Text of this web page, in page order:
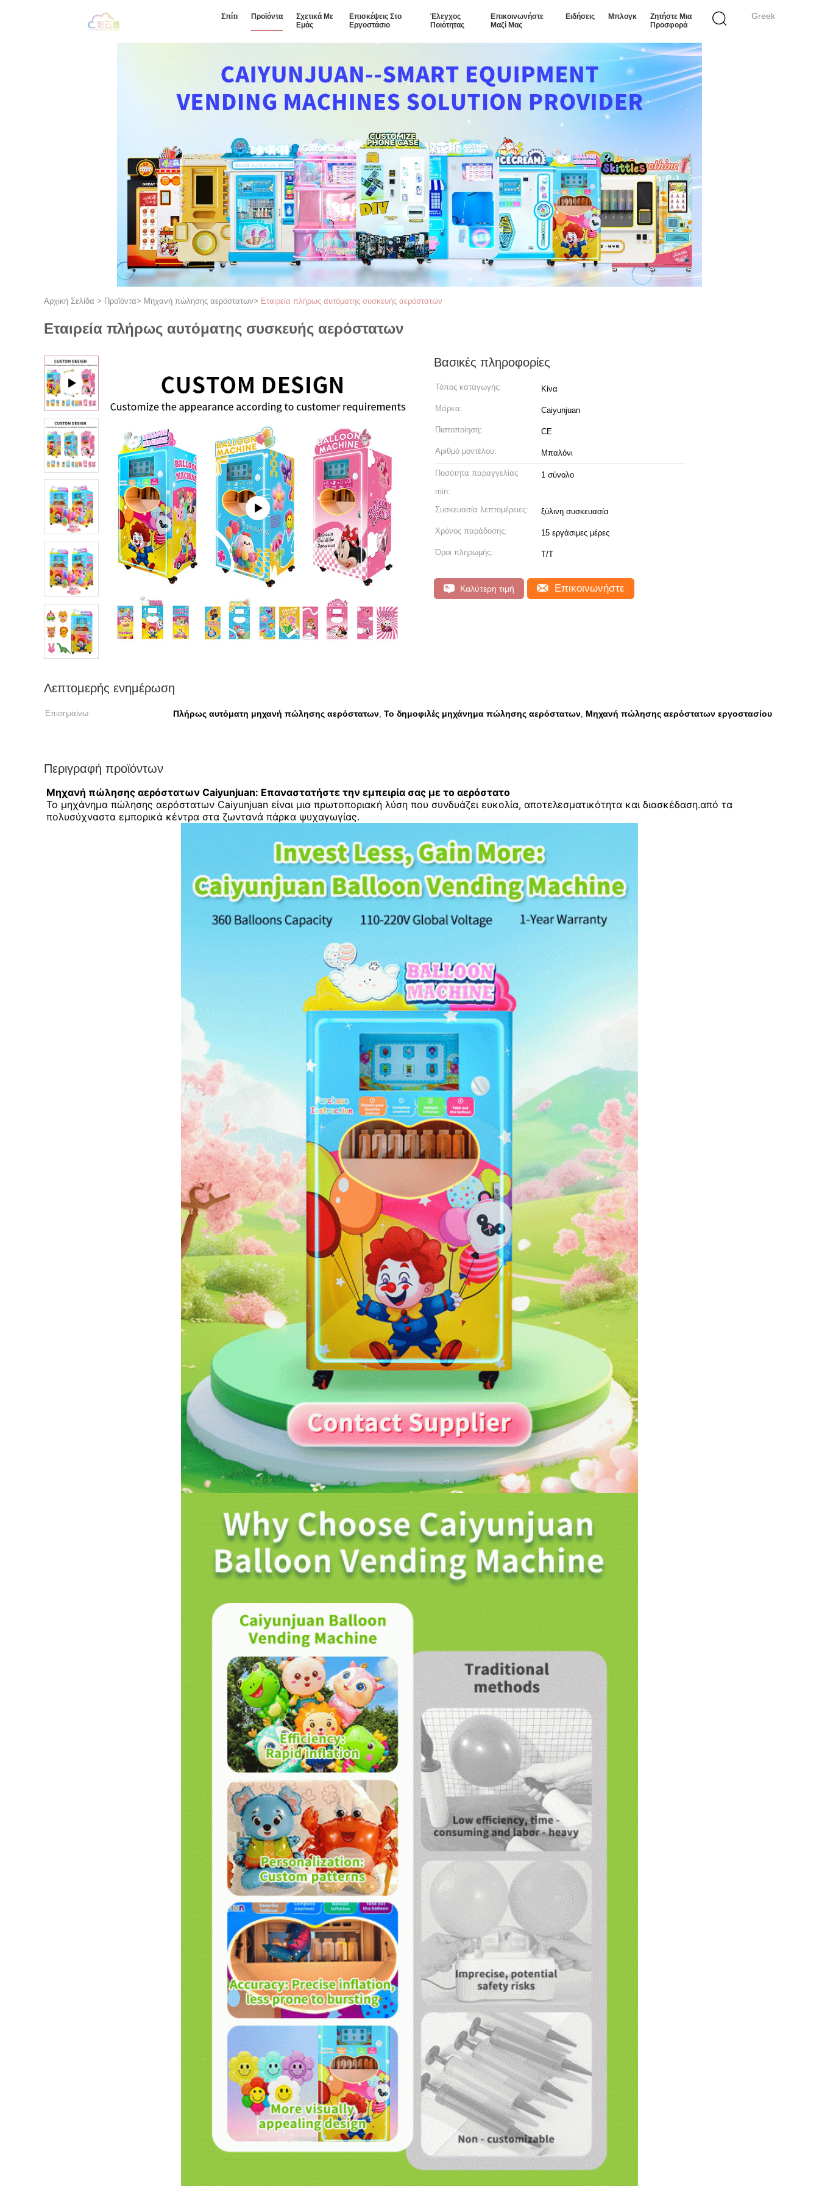
Greek
Σπίτι Προϊόντα
Σχετικά Με
Εμάς
Επισκέψεις Στο
Εργοστάσιο
Έλεγχος
Ποιότητας
Επικοινωνήστε
Μαζί Μας
Ειδήσεις Μπλογκ
Ζητήστε Μια
Προσφορά
Αρχική Σελίδα > Προϊόντα> Μηχανή πώλησης αερόστατων> Εταιρεία πλήρως αυτόματης συσκευής αερόστατων
Εταιρεία πλήρως αυτόματης συσκευής αερόστατων
Βασικές πληροφορίες
Τόπος καταγωγής: Κίνα
Μάρκα: Caiyunjuan
Πιστοποίηση: CE
Αριθμό μοντέλου: Μπαλόνι
Ποσότητα παραγγελίας
min:
1 σύνολο
Συσκευασία λεπτομέρειες: ξύλινη συσκευασία
Χρόνος παράδοσης: 15 εργάσιμες μέρες
Όροι πληρωμής: Τ/Τ
Καλύτερη τιμή Επικοινωνήστε
Λεπτομερής ενημέρωση
Επισημαίνω: Πλήρως αυτόματη μηχανή πώλησης αερόστατων, Το δημοφιλές μηχάνημα πώλησης αερόστατων, Μηχανή πώλησης αερόστατων εργοστασίου
Περιγραφή προϊόντων
Μηχανή πώλησης αερόστατων Caiyunjuan: Επαναστατήστε την εμπειρία σας με το αερόστατο
Το μηχάνημα πώλησης αερόστατων Caiyunjuan είναι μια πρωτοποριακή λύση που συνδυάζει ευκολία, αποτελεσματικότητα και διασκέδαση.από τα
πολυσύχναστα εμπορικά κέντρα στα ζωντανά πάρκα ψυχαγωγίας.